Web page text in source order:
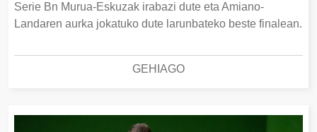
Serie Bn Murua-Eskuzak irabazi dute eta Amiano-
Landaren aurka jokatuko dute larunbateko beste finalean.
GEHIAGO